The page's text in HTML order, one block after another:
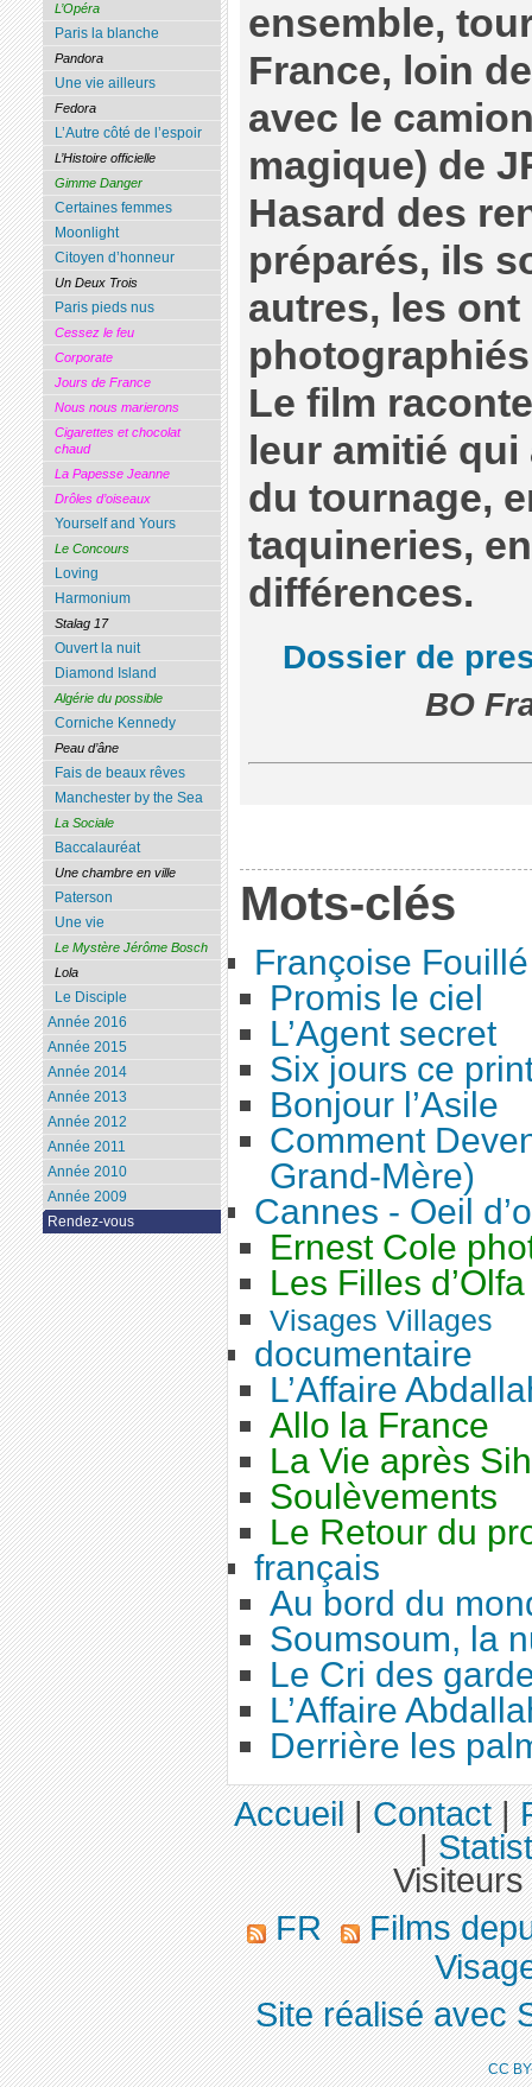
ensemble,
France, loin
avec le
magique) de
Hasard des
préparés, ils
autres, les ont
Le film
leur amitié
du tournage,
taquineries,
différences.
Dossier de
BO
Mots-clés
Françoise Fouillé
Promis le ciel
L’Agent secret
Six jours ce
Bonjour l’Asile
Comment
Grand-Mère)
Cannes - Oeil
Ernest Cole
Les Filles d’Olfa
Visages Villages
documentaire
L’Affaire
Allo la France
La Vie après
Soulèvements
Le Retour du
français
Au bord du
Soumsoum, la
Le Cri des
L’Affaire
Derrière les
L’Opéra
Paris la blanche
Pandora
Une vie ailleurs
Fedora
L’Autre côté de l’espoir
L’Histoire officielle
Gimme Danger
Certaines femmes
Moonlight
Citoyen d’honneur
Un Deux Trois
Paris pieds nus
Cessez le feu
Corporate
Jours de France
Nous nous marierons
Cigarettes et chocolat
chaud
La Papesse Jeanne
Drôles d’oiseaux
Yourself and Yours
Le Concours
Loving
Harmonium
Stalag 17
Ouvert la nuit
Diamond Island
Algérie du possible
Corniche Kennedy
Peau d’âne
Fais de beaux rêves
Manchester by the Sea
La Sociale
Baccalauréat
Une chambre en ville
Paterson
Une vie
Le Mystère Jérôme Bosch
Lola
Le Disciple
Année 2016
Année 2015
Année 2014
Année 2013
Année 2012
Année 2011
Année 2010
Année 2009
Rendez-vous
Accueil|Contact|
|
FR
Films
Site réalisé avec
CC